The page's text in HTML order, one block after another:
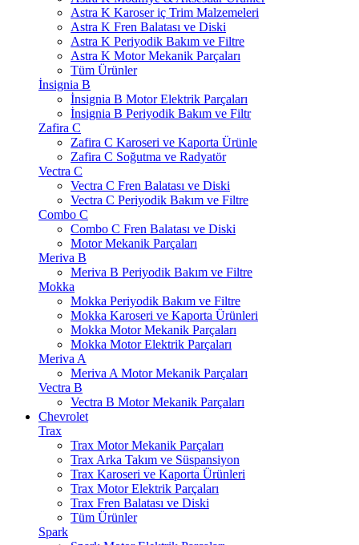
Astra K Karoser iç Trim Malzemeleri
Astra K Fren Balatası ve Diski
Astra K Periyodik Bakım ve Filtre
Astra K Motor Mekanik Parçaları
Tüm Ürünler
İnsignia B
İnsignia B Motor Elektrik Parçaları
İnsignia B Periyodik Bakım ve Filtr
Zafira C
Zafira C Karoseri ve Kaporta Ürünle
Zafira C Soğutma ve Radyatör
Vectra C
Vectra C Fren Balatası ve Diski
Vectra C Periyodik Bakım ve Filtre
Combo C
Combo C Fren Balatası ve Diski
Motor Mekanik Parçaları
Meriva B
Meriva B Periyodik Bakım ve Filtre
Mokka
Mokka Periyodik Bakım ve Filtre
Mokka Karoseri ve Kaporta Ürünleri
Mokka Motor Mekanik Parçaları
Mokka Motor Elektrik Parçaları
Meriva A
Meriva A Motor Mekanik Parçaları
Vectra B
Vectra B Motor Mekanik Parçaları
Chevrolet
Trax
Trax Motor Mekanik Parçaları
Trax Arka Takım ve Süspansiyon
Trax Karoseri ve Kaporta Ürünleri
Trax Motor Elektrik Parçaları
Trax Fren Balatası ve Diski
Tüm Ürünler
Spark